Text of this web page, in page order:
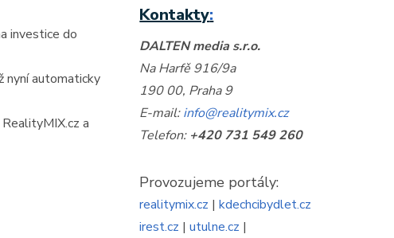
investice do
nyní automaticky
a
Kontakty:
DALTEN media s.r.o.
Na Harfě 916/9a
190 00, Praha 9
E-mail:info@realitymix.cz
Telefon: +420 731 549 260
Provozujeme portály:
realitymix.cz |kdechcibydlet.cz
irest.cz |utulne.cz |